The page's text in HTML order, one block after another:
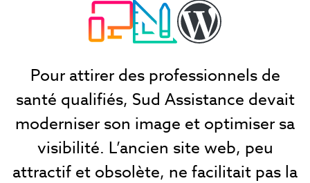
Pour attirer des professionnels de
santé qualifiés, Sud Assistance devait
moderniser son image et optimiser sa
visibilité. L’ancien site web, peu
attractif et obsolète, ne facilitait pas la